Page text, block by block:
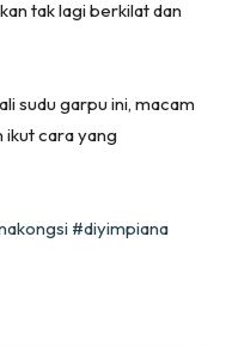
tak lagi berkilat dan
sudu garpu ini, macam
ikut cara yang
#diyimpiana